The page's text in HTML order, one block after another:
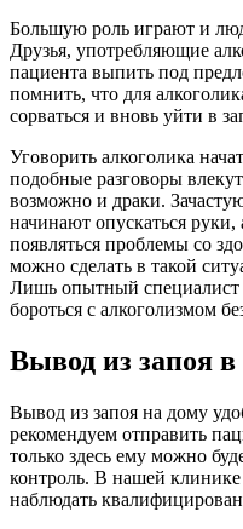
Большую роль играют и
Друзья, употребляющие
пациента выпить под
помнить, что для
сорваться и вновь уйти в
Уговорить алкоголика
подобные разговоры
возможно и драки.
начинают опускаться
появляться проблемы со
можно сделать в такой
Лишь опытный специалист
бороться с алкоголизмом
Вывод из запоя
Вывод из запоя на дому
рекомендуем отправить
только здесь ему можно
контроль. В нашей
наблюдать